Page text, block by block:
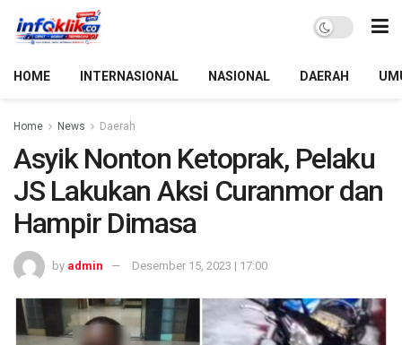
HOME INTERNASIONAL NASIONAL DAERAH
Home News Daerah
Asyik Nonton Ketoprak, Pelaku
JS Lakukan Aksi Curanmor dan
Hampir Dimasa
by admin Desember 15, 2023 | 17:00